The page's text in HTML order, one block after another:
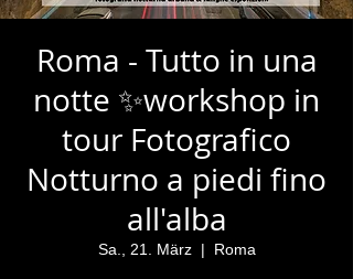
Roma - Tutto in una
notte ✨workshop in
tour Fotografico
Notturno a piedi fino
all'alba
Sa., 21. März
  |
Roma